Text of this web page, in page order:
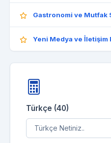
Gastronomi ve Mutfak
Yeni Medya ve İletişim
Türkçe (40)